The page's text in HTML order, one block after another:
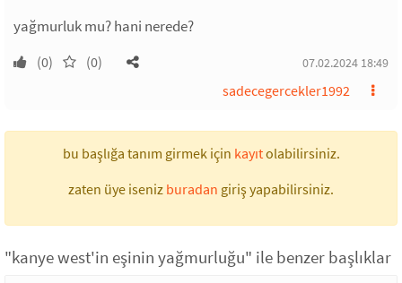
yağmurluk mu? hani nerede?
(0) (0) 07.02.2024 18:49
sadecegercekler1992
bu başlığa tanım girmek için kayıtolabilirsiniz.
zaten üye iseniz buradan giriş yapabilirsiniz.
"kanye west'in eşinin yağmurluğu" ile benzer başlıklar